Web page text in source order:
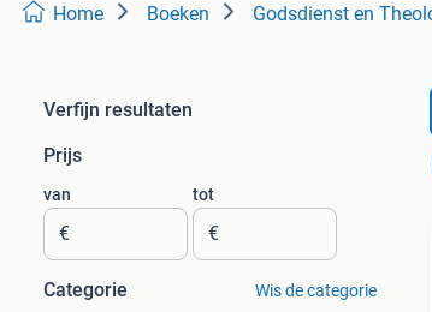
Home Boeken Godsdienst en
Verfijn resultaten
Prijs
van
€
tot
€
Categorie Wis de categorie